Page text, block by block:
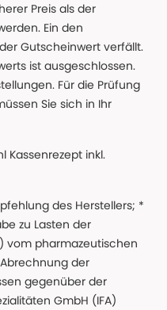
Preis als der
Ein den
Gutscheinwert verfällt.
ist ausgeschlossen.
Für die Prüfung
Sie sich in Ihr
Kassenrezept inkl.
des Herstellers; *
zu Lasten der
vom pharmazeutischen
der
gegenüber der
GmbH (IFA)